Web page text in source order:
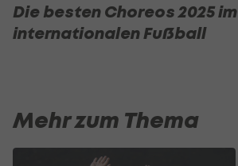
Die besten Choreos 2025 im
internationalen Fußball
Mehr zum Thema